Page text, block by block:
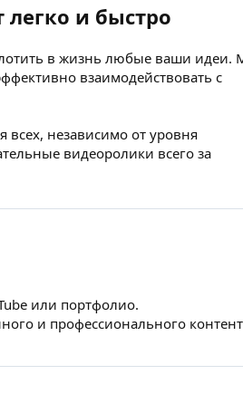
и быстро
в жизнь любые ваши идеи.
взаимодействовать с
независимо от уровня
видеоролики всего за
или портфолио.
и профессионального